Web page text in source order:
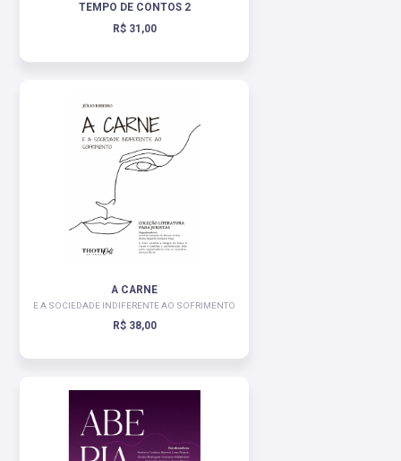
TEMPO DE CONTOS 2
R$ 31,00
A CARNE
E A SOCIEDADE INDIFERENTE AO SOFRIMENTO
R$ 38,00